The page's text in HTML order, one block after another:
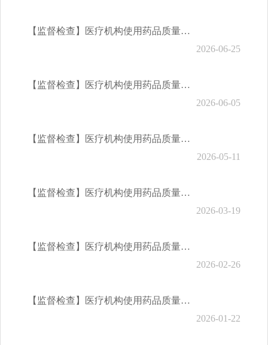
【监督检查】医疗机构使用药品质量安全监督检查（2026年6月份）
2026-06-25
【监督检查】医疗机构使用药品质量安全监督检查（2026年5月份）
2026-06-05
【监督检查】医疗机构使用药品质量安全监督检查（2026年4月份）
2026-05-11
【监督检查】医疗机构使用药品质量安全监督检查（2026年3月份）
2026-03-19
【监督检查】医疗机构使用药品质量安全监督检查（2026年2月份）
2026-02-26
【监督检查】医疗机构使用药品质量安全监督检查（2026年1月份）
2026-01-22